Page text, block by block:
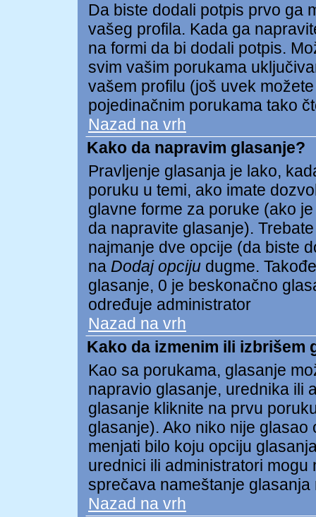
Da biste dodali potpis prvo ga
vašeg profila. Kada ga
na formi da bi dodali potpis.
svim vašim porukama
vašem profilu (još uvek
pojedinačnim porukama tako
Nazad na vrh
Kako da napravim glasanje?
Pravljenje glasanja je lako,
poruku u temi, ako imate
glavne forme za poruke (ako
da napravite glasanje).
najmanje dve opcije (da biste
na Dodaj opciju dugme.
glasanje, 0 je beskonačno
određuje administrator
Nazad na vrh
Kako da izmenim ili izbrišem
Kao sa porukama, glasanje
napravio glasanje, urednika ili
glasanje kliknite na prvu
glasanje). Ako niko nije
menjati bilo koju opciju
urednici ili administratori
sprečava nameštanje
Nazad na vrh